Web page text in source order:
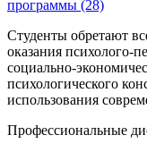
программы (28)
Студенты обретают
оказания психолого-
социально-
психологического
использования
Профессиональные